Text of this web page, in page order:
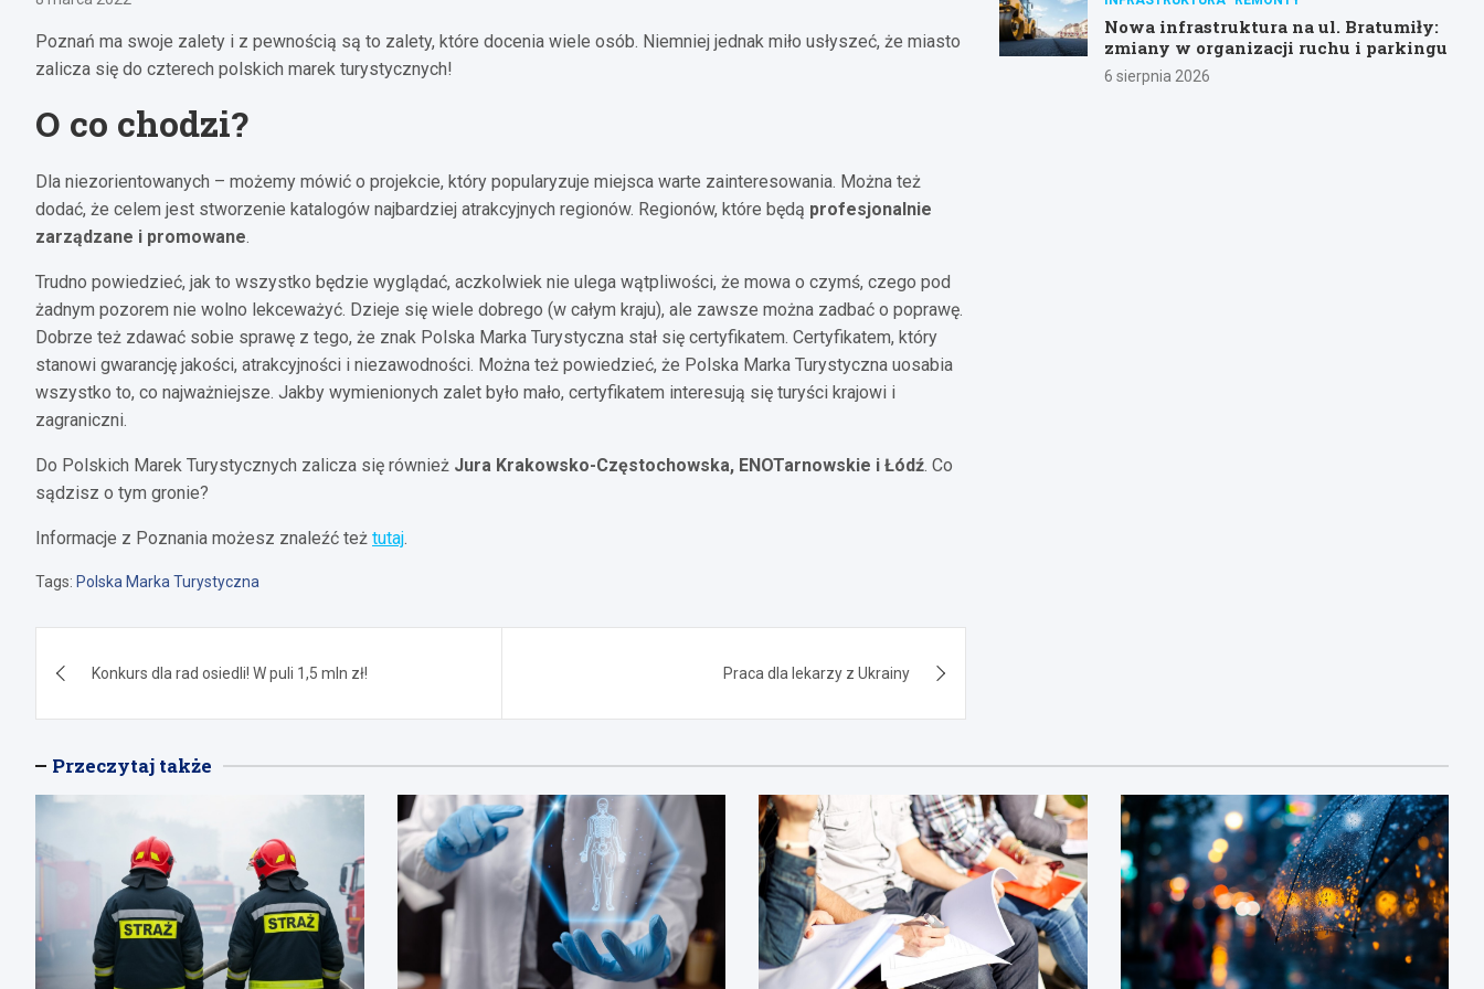
Poznań ma swoje zalety i z pewnością są to zalety, które docenia wiele osób. Niemniej jednak miło usłyszeć, że miasto
zalicza się do czterech polskich marek turystycznych!
O co chodzi?
Dla niezorientowanych – możemy mówić o projekcie, który popularyzuje miejsca warte zainteresowania. Można też
dodać, że celem jest stworzenie katalogów najbardziej atrakcyjnych regionów. Regionów, które będą profesjonalnie
zarządzane i promowane.
Trudno powiedzieć, jak to wszystko będzie wyglądać, aczkolwiek nie ulega wątpliwości, że mowa o czymś, czego pod
żadnym pozorem nie wolno lekceważyć. Dzieje się wiele dobrego (w całym kraju), ale zawsze można zadbać o poprawę.
Dobrze też zdawać sobie sprawę z tego, że znak Polska Marka Turystyczna stał się certyfikatem. Certyfikatem, który
stanowi gwarancję jakości, atrakcyjności i niezawodności. Można też powiedzieć, że Polska Marka Turystyczna uosabia
wszystko to, co najważniejsze. Jakby wymienionych zalet było mało, certyfikatem interesują się turyści krajowi i
zagraniczni.
Do Polskich Marek Turystycznych zalicza się również Jura Krakowsko-Częstochowska, ENOTarnowskie i Łódź. Co
sądzisz o tym gronie?
Informacje z Poznania możesz znaleźć też tutaj.
Tags: Polska Marka Turystyczna
wpisu
Konkurs dla rad osiedli! W puli 1,5 mln zł! Praca dla lekarzy z Ukrainy
Nowa infrastruktura na ul. Bratumiły:
zmiany w organizacji ruchu i parkingu
6 sierpnia 2026
Przeczytaj także